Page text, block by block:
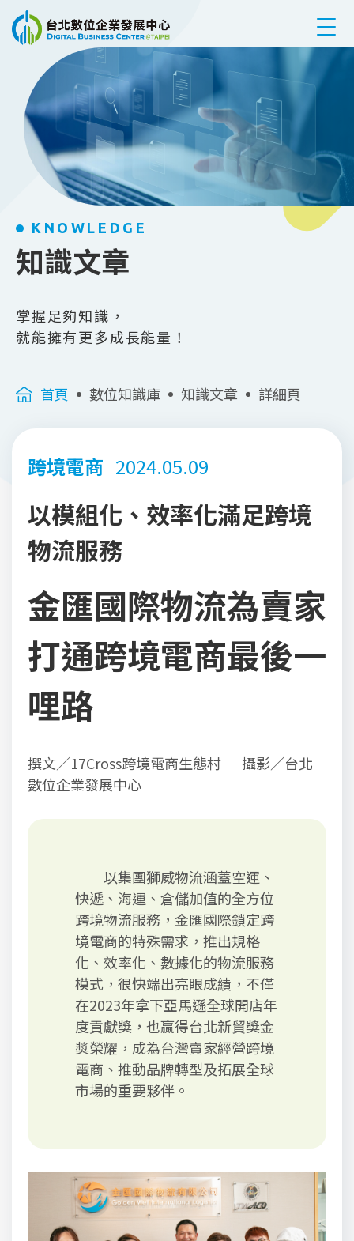
跳到主要內容
KNOWLEDGE
知識文章
掌握足夠知識，
就能擁有更多成長能量！
首頁 數位知識庫 知識文章 詳細頁
跨境電商 2024.05.09
以模組化、效率化滿足跨境
物流服務
金匯國際物流為賣家
打通跨境電商最後一
哩路
撰文／17Cross跨境電商生態村 ｜ 攝影／台北
數位企業發展中心
以集團獅威物流涵蓋空運、
快遞、海運、倉儲加值的全方位
跨境物流服務，金匯國際鎖定跨
境電商的特殊需求，推出規格
化、效率化、數據化的物流服務
模式，很快端出亮眼成績，不僅
在2023年拿下亞馬遜全球開店年
度貢獻獎，也贏得台北新貿獎金
獎榮耀，成為台灣賣家經營跨境
電商、推動品牌轉型及拓展全球
市場的重要夥伴。